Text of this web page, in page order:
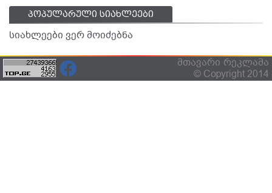
პოპულარული სიახლეები
სიახლეები ვერ მოიძებნა
მთავარი რეკლამა
© Copyright 2014